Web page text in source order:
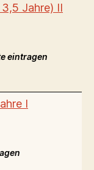
Jahre) II
eintragen
I